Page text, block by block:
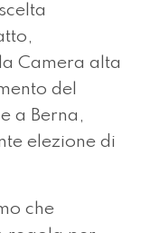
Camera alta
del
a Berna,
elezione di
che